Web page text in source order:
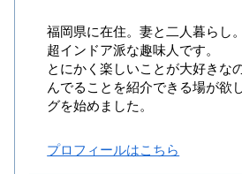
福岡県に在住。妻と二人暮らし。
超インドア派な趣味人です。
とにかく楽しいことが大好きな
んでることを紹介できる場が欲
グを始めました。
プロフィールはこちら